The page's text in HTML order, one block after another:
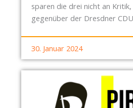
sparen die drei nicht an
gegenüber der Dresdner
30. Januar 2024